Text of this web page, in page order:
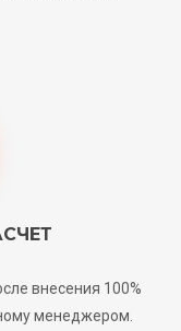
внесения 100%
менеджером.